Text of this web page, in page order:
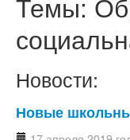
Новости:
Новые